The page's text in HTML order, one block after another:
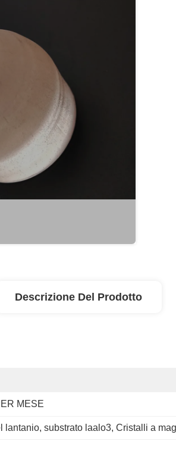
Descrizione Del Prodotto
MESE
lantanio, substrato laalo3, Cristalli a